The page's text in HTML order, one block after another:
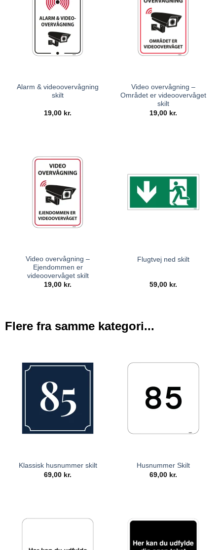
Alarm & videoovervågning
skilt
19,00 kr.
Video overvågning –
Området er videoovervåget
skilt
19,00 kr.
Video overvågning –
Ejendommen er
videoovervåget skilt
19,00 kr.
Flugtvej ned skilt
59,00 kr.
Flere fra samme kategori...
Klassisk husnummer skilt
69,00 kr.
Husnummer Skilt
69,00 kr.